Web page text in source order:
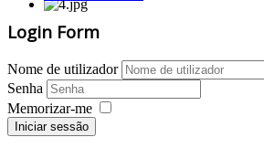
Login Form
Nome de utilizador
Senha
Memorizar-me
Iniciar sessão